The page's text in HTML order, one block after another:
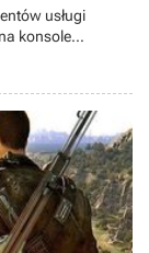
usługi
konsole
takie jak
Freedom